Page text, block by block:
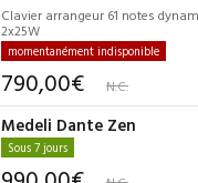
Clavier arrangeur 61 notes
2x25W
momentanément indisponible
790,00€ N.C.
Medeli Dante Zen
Sous 7 jours